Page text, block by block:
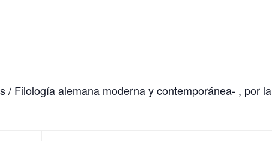
Filología alemana moderna y contemporánea- , por la